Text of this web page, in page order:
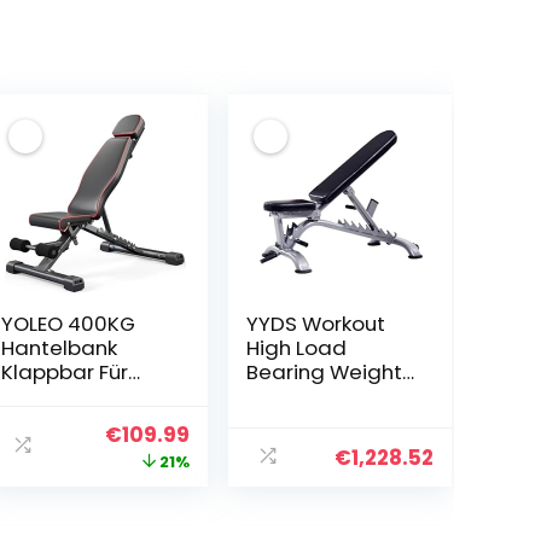
YOLEO 400KG
Hantelbank
Klappbar Für
Kraftraining,Schr
ägbank
Ursprünglicher
Preis
€109.99Aktueller
Preis
21%
YYDS Workout
High Load
Bearing Weight
Strength
Training Incline
€1,228.52